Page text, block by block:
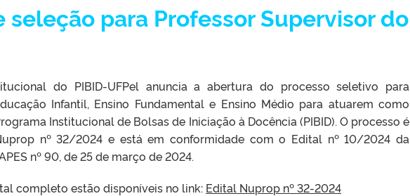
seleção para Professor Supervisor do
do PIBID-UFPel anuncia a abertura do processo seletivo para
Infantil, Ensino Fundamental e Ensino Médio para atuarem como
Institucional de Bolsas de Iniciação à Docência (PIBID). O processo é
nº 32/2024 e está em conformidade com o Edital nº 10/2024 da
nº 90, de 25 de março de 2024.
completo estão disponíveis no link: Edital Nuprop nº 32-2024